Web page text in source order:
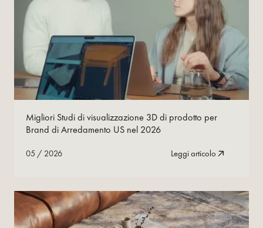
2026
Migliori Studi di visualizzazione 3D di prodotto per
Brand di Arredamento US nel 2026
05 / 2026 Leggi articolo